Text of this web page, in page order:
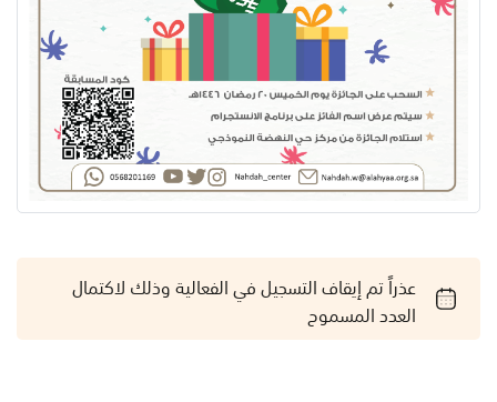
عذراً تم إيقاف التسجيل في الفعالية وذلك لاكتمال
العدد المسموح